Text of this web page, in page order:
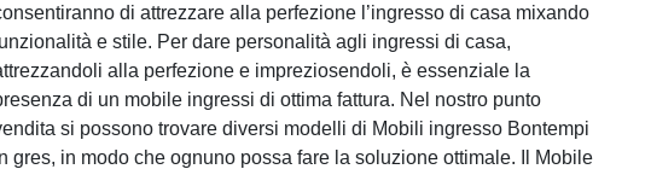
di attrezzare alla perfezione l’ingresso di casa mixando
e stile. Per dare personalità agli ingressi di casa,
alla perfezione e impreziosendoli, è essenziale la
di un mobile ingressi di ottima fattura. Nel nostro punto
si possono trovare diversi modelli di Mobili ingresso Bontempi
gres, in modo che ognuno possa fare la soluzione ottimale. Il Mobile